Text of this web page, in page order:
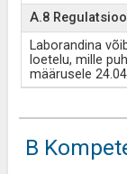
A.8
Laborandina
loetelu, mille
määrusele
B